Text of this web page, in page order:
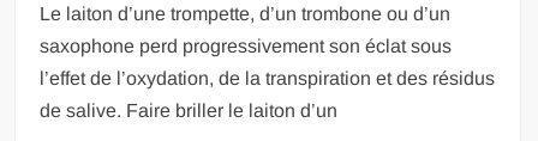
Le laiton d’une trompette, d’un trombone ou d’un
saxophone perd progressivement son éclat sous
l’effet de l’oxydation, de la transpiration et des résidus
de salive. Faire briller le laiton d’un